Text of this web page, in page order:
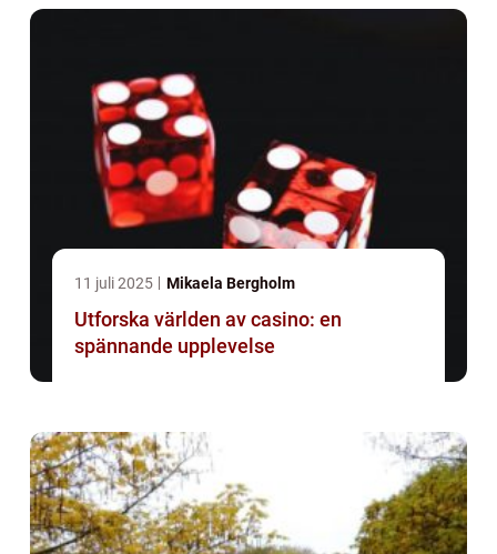
11 juli 2025 Mikaela Bergholm
Utforska världen av casino: en
spännande upplevelse